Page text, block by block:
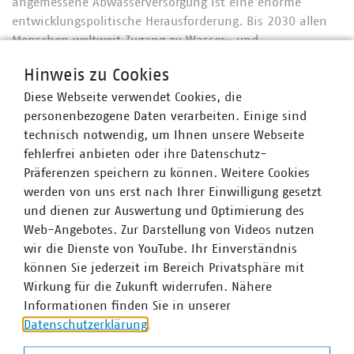
entwicklungspolitische Herausforderung. Bis 2030 allen
Menschen weltweit Zugang zu Wasser- und
für nachhaltige Entwicklung, die die Vereinten Nationen
erreichen wollen.
Das Bundesentwicklungsministerium unterstützt dieses
Ziel weltweit in 24 Ländern, etwa über Finanzierung von
Infrastrukturen oder technische Zusammenarbeit und
Engagement Global, eine zentrale Anlaufstelle für
Entwicklungsinitiativen. Bereits heute sind gut 60
deutsche kommunale Unternehmen
entwicklungspolitisch engagiert, unter anderem in BMZ-
finanzierten Programmen der Servicestelle „Kommunen
in der Einen Welt“.
Die Idee eines neuen Modells für konkrete
Betreiberpartnerschaften wurde vom Netzwerk German
Water Partnership (GWP) entwickelt: Weitere
Hinweis zu Cookies
Diese Webseite verwendet Cookies, die
personenbezogene Daten verarbeiten. Einige sind
technisch notwendig, um Ihnen unsere Webseite
fehlerfrei anbieten oder ihre Datenschutz-
Präferenzen speichern zu können. Weitere Cookies
werden von uns erst nach Ihrer Einwilligung gesetzt
und dienen zur Auswertung und Optimierung des
Web-Angebotes. Zur Darstellung von Videos nutzen
wir die Dienste von YouTube. Ihr Einverständnis
können Sie jederzeit im Bereich Privatsphäre mit
Wirkung für die Zukunft widerrufen. Nähere
Informationen finden Sie in unserer
Datenschutzerklärung